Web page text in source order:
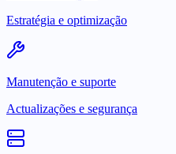
Estratégia e optimização
Manutenção e suporte
Actualizações e segurança